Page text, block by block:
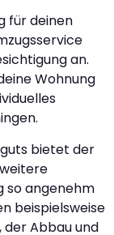
für deinen
an.
Wohnung
bietet der
so angenehm
beispielsweise
, der Abbau und